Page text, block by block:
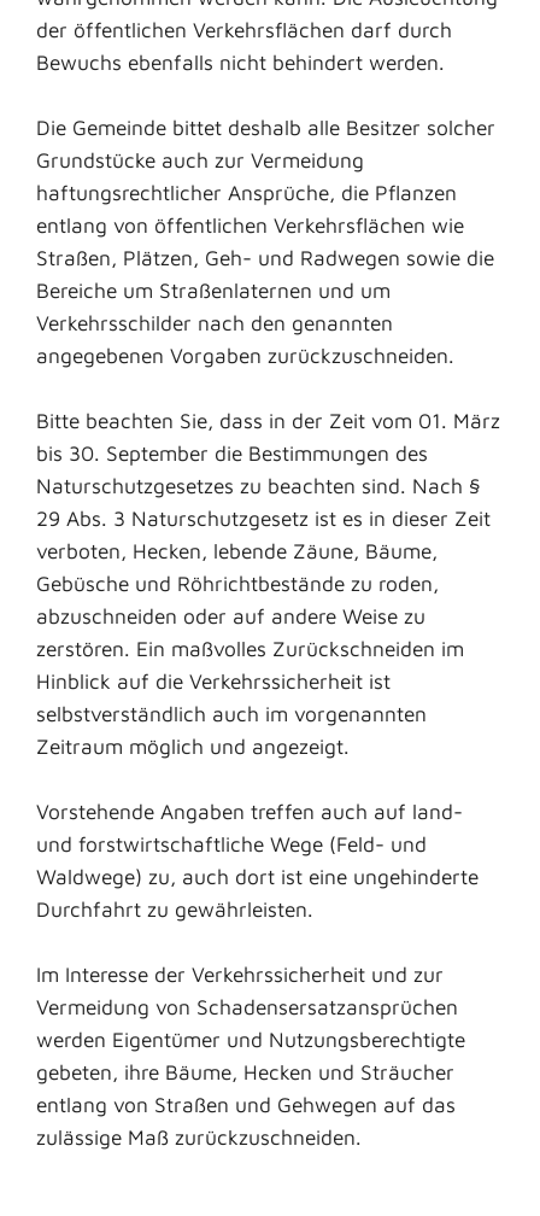
der öffentlichen Verkehrsflächen darf durch
Bewuchs ebenfalls nicht behindert werden.
Die Gemeinde bittet deshalb alle Besitzer solcher
Grundstücke auch zur Vermeidung
haftungsrechtlicher Ansprüche, die Pflanzen
entlang von öffentlichen Verkehrsflächen wie
Straßen, Plätzen, Geh- und Radwegen sowie die
Bereiche um Straßenlaternen und um
Verkehrsschilder nach den genannten
angegebenen Vorgaben zurückzuschneiden.
Bitte beachten Sie, dass in der Zeit vom 01. März
bis 30. September die Bestimmungen des
Naturschutzgesetzes zu beachten sind. Nach §
29 Abs. 3 Naturschutzgesetz ist es in dieser Zeit
verboten, Hecken, lebende Zäune, Bäume,
Gebüsche und Röhrichtbestände zu roden,
abzuschneiden oder auf andere Weise zu
zerstören. Ein maßvolles Zurückschneiden im
Hinblick auf die Verkehrssicherheit ist
selbstverständlich auch im vorgenannten
Zeitraum möglich und angezeigt.
Vorstehende Angaben treffen auch auf land-
und forstwirtschaftliche Wege (Feld- und
Waldwege) zu, auch dort ist eine ungehinderte
Durchfahrt zu gewährleisten.
Im Interesse der Verkehrssicherheit und zur
Vermeidung von Schadensersatzansprüchen
werden Eigentümer und Nutzungsberechtigte
gebeten, ihre Bäume, Hecken und Sträucher
entlang von Straßen und Gehwegen auf das
zulässige Maß zurückzuschneiden.